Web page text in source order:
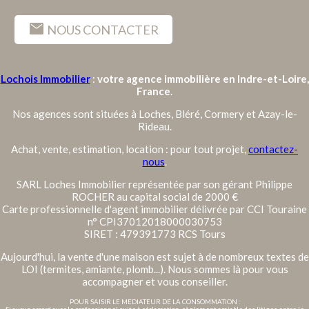
mail NOUS CONTACTER
Lochois Immobilier: votre agence immobilière en Indre-et-Loire,
France.
Nos agences sont situées à Loches, Bléré, Cormery et Azay-le-
Rideau.
Achat, vente, estimation, location : pour tout projet,contactez-
nous.
SARL Loches Immobilier représentée par son gérant Philippe
ROCHER au capital social de 2000 €
Carte professionnelle d'agent immobilier délivrée par CCI Touraine
n° CPI37012018000030753
SIRET : 479391773 RCS Tours
Aujourd'hui, la vente d'une maison est sujet à de nombreux textes de
LOI (termites, amiante, plomb...). Nous sommes là pour vous
accompagner et vous conseiller.
POUR SAISIR LE MEDIATEUR DE LA CONSOMMATION :